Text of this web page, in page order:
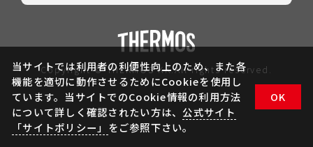
Copyright © THERMOS KK.All rights reserved.
当サイトでは利用者の利便性向上のため、また各
機能を適切に動作させるためにCookieを使用し
ています。当サイトでのCookie情報の利用方法
について詳しく確認されたい方は、 公式サイト
「サイトポリシー」 をご参照下さい。
OK